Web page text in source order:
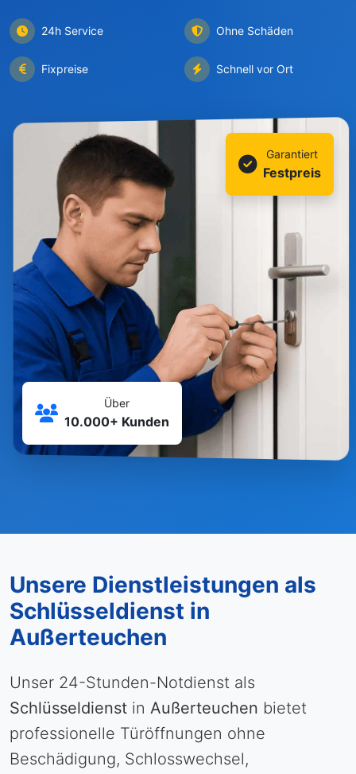
24h Service Ohne Schäden
Fixpreise Schnell vor Ort
Garantiert
Festpreis
Über
10.000+ Kunden
Unsere Dienstleistungen als
Schlüsseldienst in
Außerteuchen
Unser 24-Stunden-Notdienst als
Schlüsseldienst in Außerteuchen bietet
professionelle Türöffnungen ohne
Beschädigung, Schlosswechsel,